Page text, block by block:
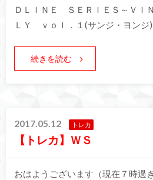
ＤＬＩＮＥ ＳＥＲＩＥＳ～ＶＩ
ＬＹ ｖｏｌ．１(サンジ・ヨンジ)
続きを読む
2017.05.12 トレカ
【トレカ】ＷＳ
おはようございます（現在７時過